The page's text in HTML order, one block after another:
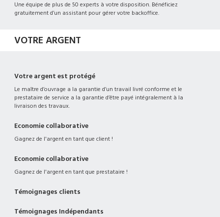
Une équipe de plus de 50 experts à votre disposition. Bénéficiez
gratuitement d’un assistant pour gérer votre backoffice.
VOTRE ARGENT
Votre argent est protégé
Le maître d’ouvrage a la garantie d’un travail livré conforme et le
prestataire de service a la garantie d’être payé intégralement à la
livraison des travaux.
Economie collaborative
Gagnez de l'argent en tant que client !
Economie collaborative
Gagnez de l'argent en tant que prestataire !
Témoignages clients
Témoignages Indépendants